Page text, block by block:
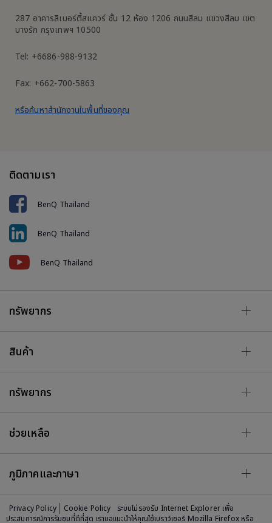
287 อาคารลิเบอร์ตี้สแควร์ ชั้น 12 ห้อง 1206 ถนนสีลม แขวงสีลม เขต
บางรัก กรุงเทพฯ 10500
Tel: +6686-988-9132
Fax: +662-700-5863
หรือค้นหาสำนักงานในพื้นที่ของคุณ
ติดตามเรา
BenQ Thailand
BenQ Thailand
BenQ Thailand
ทรัพยากร
สินค้า
ทรัพยากร
ช่วยเหลือ
ภูมิภาคและภาษา
Privacy Policy Cookie Policy
ระบบไม่รองรับ Internet Explorer เพื่อ
ประสบการณ์การรับชมที่ดีที่สุด เราขอแนะนำให้คุณใช้เบราว์เซอร์ Mozilla Firefox หรือ